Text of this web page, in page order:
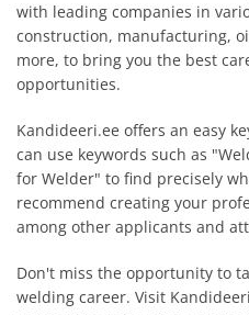
with leading companies in
construction, manufacturing,
more, to bring you the best
opportunities.
Kandideeri.ee offers an easy
can use keywords such as
for Welder" to find precisely
recommend creating your
among other applicants and
Don't miss the opportunity to
welding career. Visit